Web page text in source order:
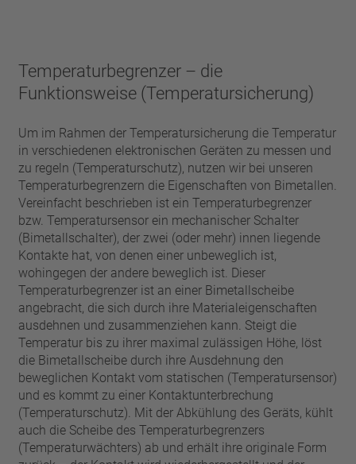
Temperaturbegrenzer – die
Funktionsweise (Temperatursicherung)
Um im Rahmen der Temperatursicherung die Temperatur
in verschiedenen elektronischen Geräten zu messen und
zu regeln (Temperaturschutz), nutzen wir bei unseren
Temperaturbegrenzern die Eigenschaften von Bimetallen.
Vereinfacht beschrieben ist ein Temperaturbegrenzer
bzw. Temperatursensor ein mechanischer Schalter
(Bimetallschalter), der zwei (oder mehr) innen liegende
Kontakte hat, von denen einer unbeweglich ist,
wohingegen der andere beweglich ist. Dieser
Temperaturbegrenzer ist an einer Bimetallscheibe
angebracht, die sich durch ihre Materialeigenschaften
ausdehnen und zusammenziehen kann. Steigt die
Temperatur bis zu ihrer maximal zulässigen Höhe, löst
die Bimetallscheibe durch ihre Ausdehnung den
beweglichen Kontakt vom statischen (Temperatursensor)
und es kommt zu einer Kontaktunterbrechung
(Temperaturschutz). Mit der Abkühlung des Geräts, kühlt
auch die Scheibe des Temperaturbegrenzers
(Temperaturwächters) ab und erhält ihre originale Form